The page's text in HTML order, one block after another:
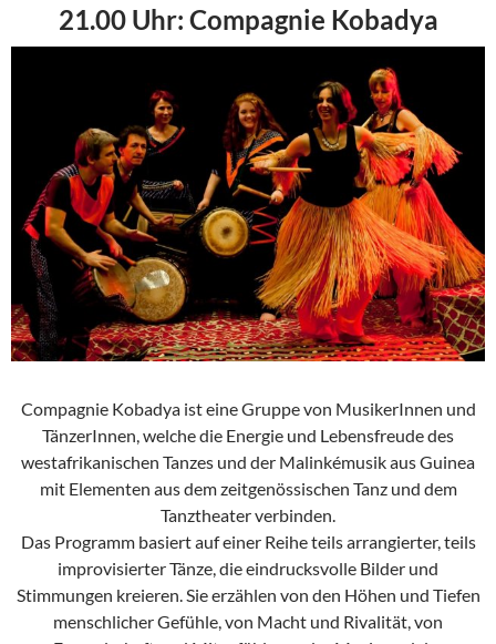
21.00 Uhr: Compagnie Kobadya
Compagnie Kobadya ist eine Gruppe von MusikerInnen und
TänzerInnen, welche die Energie und Lebensfreude des
westafrikanischen Tanzes und der Malinkémusik aus Guinea
mit Elementen aus dem zeitgenössischen Tanz und dem
Tanztheater verbinden.
Das Programm basiert auf einer Reihe teils arrangierter, teils
improvisierter Tänze, die eindrucksvolle Bilder und
Stimmungen kreieren. Sie erzählen von den Höhen und Tiefen
menschlicher Gefühle, von Macht und Rivalität, von